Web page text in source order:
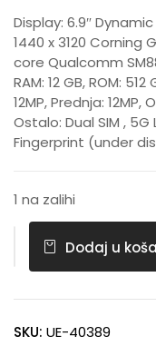
Display: 6.9″ Dynamic
1440 x 3120 Corning
core Qualcomm
RAM: 12 GB, ROM:
12MP, Prednja:
Ostalo: Dual SIM , 5G
Fingerprint (under
1 na zalihi
Dodaj u
SKU: UE-40389